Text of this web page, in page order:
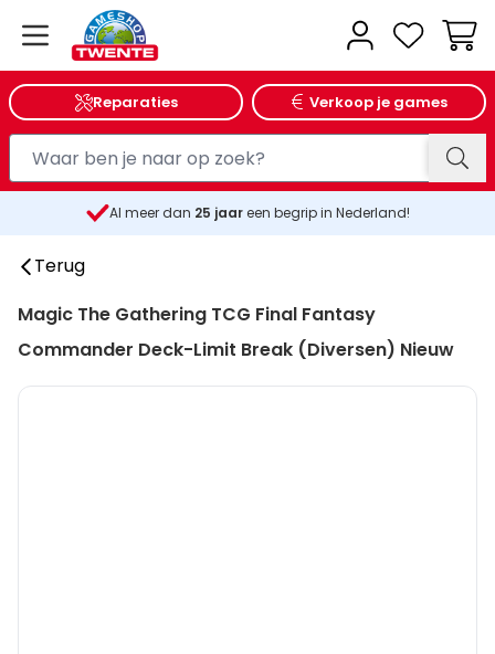
Reparaties Verkoop je games
Al meer dan 25 jaareen begrip in Nederland!
Terug
Magic The Gathering TCG Final Fantasy
Commander Deck-Limit Break (Diversen) Nieuw